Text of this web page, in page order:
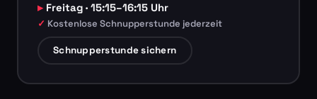
Freitag · 15:15–16:15 Uhr
Kostenlose Schnupperstunde jederzeit
Schnupperstunde sichern